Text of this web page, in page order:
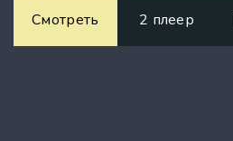
Смотреть 2 плеер